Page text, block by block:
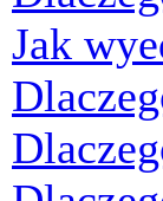
Jak